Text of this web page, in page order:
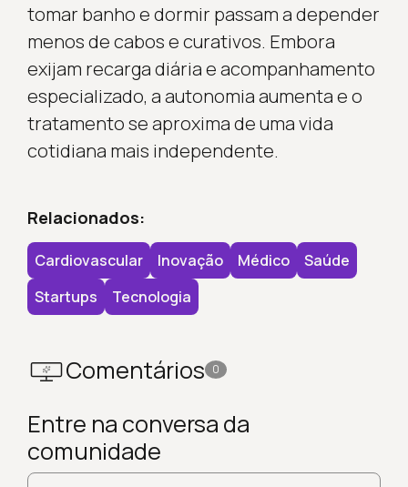
tomar banho e dormir passam a depender
menos de cabos e curativos. Embora
exijam recarga diária e acompanhamento
especializado, a autonomia aumenta e o
tratamento se aproxima de uma vida
cotidiana mais independente.
Relacionados:
Cardiovascular Inovação Médico
Saúde
Startups
Tecnologia
Comentários 0
Entre na conversa da
comunidade